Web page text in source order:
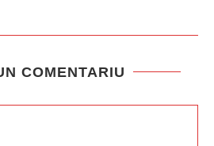
COMENTARIU